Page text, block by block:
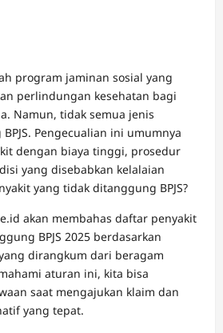
program jaminan sosial yang
perlindungan kesehatan bagi
Namun, tidak semua jenis
Pengecualian ini umumnya
dengan biaya tinggi, prosedur
yang disebabkan kelalaian
yang tidak ditanggung BPJS?
akan membahas daftar penyakit
BPJS 2025 berdasarkan
dirangkum dari beragam
aturan ini, kita bisa
saat mengajukan klaim dan
yang tepat.